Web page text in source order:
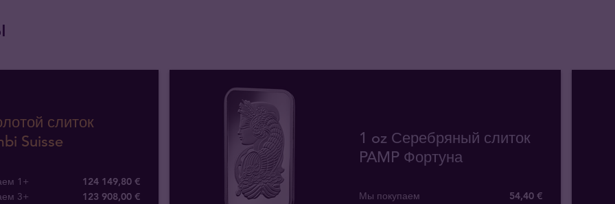
слиток
Suisse
1+
124 149,80 €
3+
123 908,00 €
1 oz Серебряный слиток
PAMP Фортуна
Мы покупаем 54,40 €